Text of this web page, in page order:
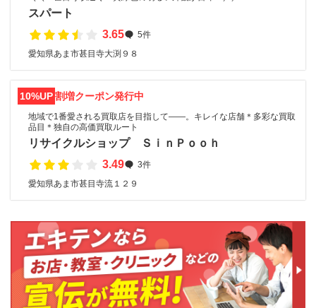
スパート
3.65
5件
愛知県あま市甚目寺大渕９８
10%UP割増クーポン発行中
地域で1番愛される買取店を目指して――。キレイな店舗＊多彩な買取
品目＊独自の高価買取ルート
リサイクルショップ ＳｉｎＰｏｏｈ
3.49
3件
愛知県あま市甚目寺流１２９